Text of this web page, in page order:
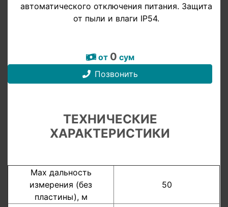
автоматического отключения питания. Защита
от пыли и влаги IP54.
от 0 сум
Позвонить
ТЕХНИЧЕСКИЕ
ХАРАКТЕРИСТИКИ
Мах дальность
измерения (без
пластины), м
50